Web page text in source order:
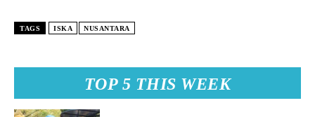
TOP 5 THIS WEEK
TAGS ISKA NUSANTARA